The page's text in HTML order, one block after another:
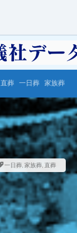
直葬 一日葬 家族葬
一日葬, 家族葬, 直葬